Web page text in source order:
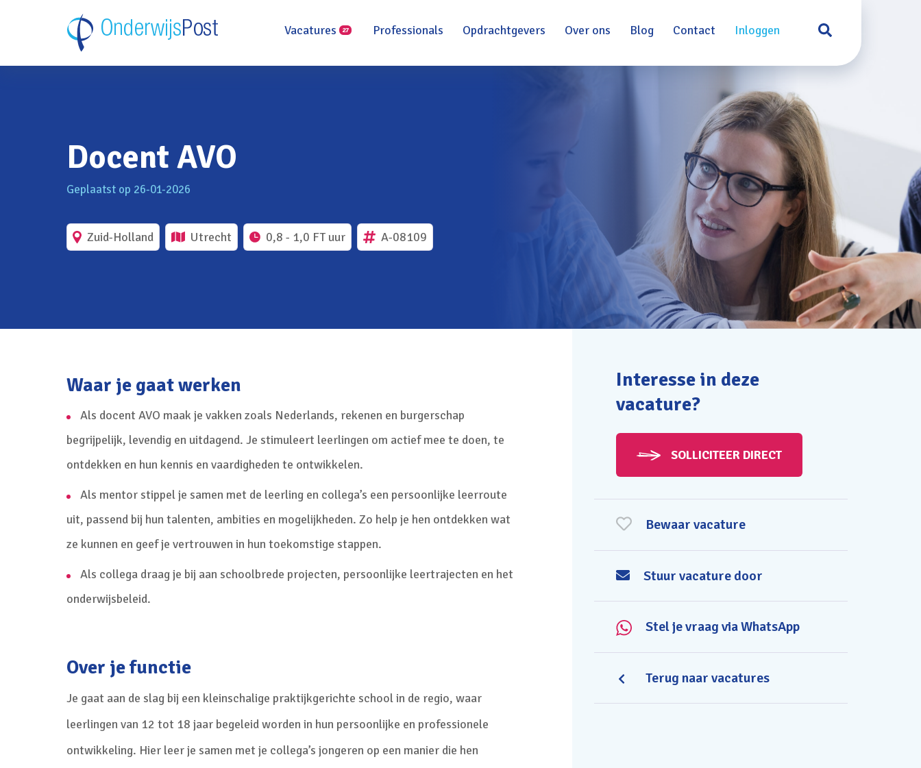
Vacatures 27 Professionals Opdrachtgevers Over ons Blog Contact Inloggen
Docent AVO
Geplaatst op 26-01-2026
Zuid-Holland Utrecht 0,8 - 1,0 FT uur A-08109
Waar je gaat werken
Als docent AVO maak je vakken zoals Nederlands, rekenen en burgerschap
begrijpelijk, levendig en uitdagend. Je stimuleert leerlingen om actief mee te doen, te
ontdekken en hun kennis en vaardigheden te ontwikkelen.
Als mentor stippel je samen met de leerling en collega’s een persoonlijke leerroute
uit, passend bij hun talenten, ambities en mogelijkheden. Zo help je hen ontdekken wat
ze kunnen en geef je vertrouwen in hun toekomstige stappen.
Als collega draag je bij aan schoolbrede projecten, persoonlijke leertrajecten en het
onderwijsbeleid.
Over je functie
Je gaat aan de slag bij een kleinschalige praktijkgerichte school in de regio, waar
leerlingen van 12 tot 18 jaar begeleid worden in hun persoonlijke en professionele
ontwikkeling. Hier leer je samen met je collega’s jongeren op een manier die hen
Interesse in deze
vacature?
SOLLICITEER DIRECT
Bewaar vacature
Stuur vacature door
Stel je vraag via WhatsApp
Terug naar vacatures